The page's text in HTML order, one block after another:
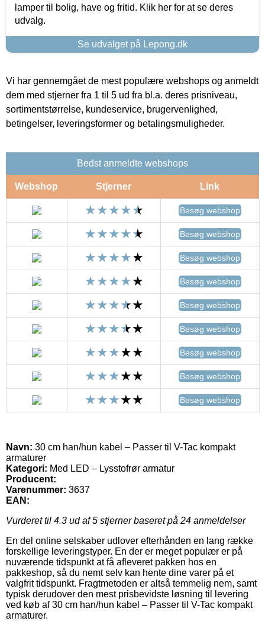
lamper til bolig, have og fritid. Klik her for at se deres
udvalg.
Se udvalget på Lepong.dk
Vi har gennemgået de mest populære webshops og anmeldt
dem med stjerner fra 1 til 5 ud fra bl.a. deres prisniveau,
sortimentstørrelse, kundeservice, brugervenlighed,
betingelser, leveringsformer og betalingsmuligheder.
Bedst anmeldte webshops
Webshop Stjerner Link
Besøg webshop
Besøg webshop
Besøg webshop
Besøg webshop
Besøg webshop
Besøg webshop
Besøg webshop
Besøg webshop
Besøg webshop
Navn: 30 cm han/hun kabel – Passer til V-Tac kompakt
armaturer
Kategori: Med LED – Lysstofrør armatur
Producent:
Varenummer: 3637
EAN:
Vurderet til 4.3 ud af 5 stjerner baseret på 24 anmeldelser
En del online selskaber udlover efterhånden en lang række
forskellige leveringstyper. En der er meget populær er på
nuværende tidspunkt at få afleveret pakken hos en
pakkeshop, så du nemt selv kan hente dine varer på et
valgfrit tidspunkt. Fragtmetoden er altså temmelig nem, samt
typisk derudover den mest prisbevidste løsning til levering
ved køb af 30 cm han/hun kabel – Passer til V-Tac kompakt
armaturer.